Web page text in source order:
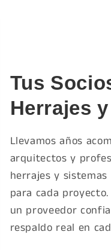
Tus
Herrajes
Llevamos años
arquitectos y
herrajes y
para cada
un proveedor
respaldo real en